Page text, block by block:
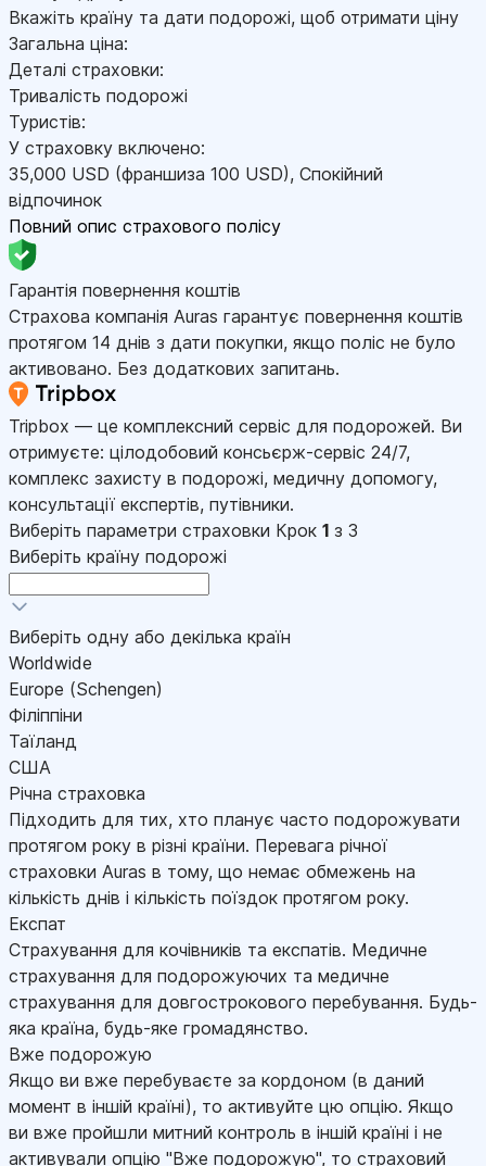
Вкажіть країну та дати подорожі, щоб отримати ціну
Загальна ціна:
Деталі страховки:
Тривалість подорожі
Туристів:
У страховку включено:
35,000 USD (франшиза 100 USD), Спокійний
відпочинок
Повний опис страхового полісу
Гарантія повернення коштів
Страхова компанія Auras гарантує повернення коштів
протягом 14 днів з дати покупки, якщо поліс не було
активовано. Без додаткових запитань.
Tripbox — це комплексний сервіс для подорожей. Ви
отримуєте: цілодобовий консьєрж-сервіс 24/7,
комплекс захисту в подорожі, медичну допомогу,
консультації експертів, путівники.
Виберіть параметри страховки Крок 1 з 3
Виберіть країну подорожі
Виберіть одну або декілька країн
Worldwide
Europe (Schengen)
Філіппіни
Таїланд
США
Річна страховка
Підходить для тих, хто планує часто подорожувати
протягом року в різні країни. Перевага річної
страховки Auras в тому, що немає обмежень на
кількість днів і кількість поїздок протягом року.
Експат
Страхування для кочівників та експатів. Медичне
страхування для подорожуючих та медичне
страхування для довгострокового перебування. Будь-
яка країна, будь-яке громадянство.
Вже подорожую
Якщо ви вже перебуваєте за кордоном (в даний
момент в іншій країні), то активуйте цю опцію. Якщо
ви вже пройшли митний контроль в іншій країні і не
активували опцію "Вже подорожую", то страховий